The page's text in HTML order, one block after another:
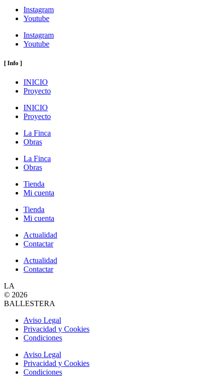
Instagram
Youtube
Instagram
Youtube
[ Info ]
INICIO
Proyecto
INICIO
Proyecto
La Finca
Obras
La Finca
Obras
Tienda
Mi cuenta
Tienda
Mi cuenta
Actualidad
Contactar
Actualidad
Contactar
LA
© 2026
BALLESTERA
Aviso Legal
Privacidad y Cookies
Condiciones
Aviso Legal
Privacidad y Cookies
Condiciones